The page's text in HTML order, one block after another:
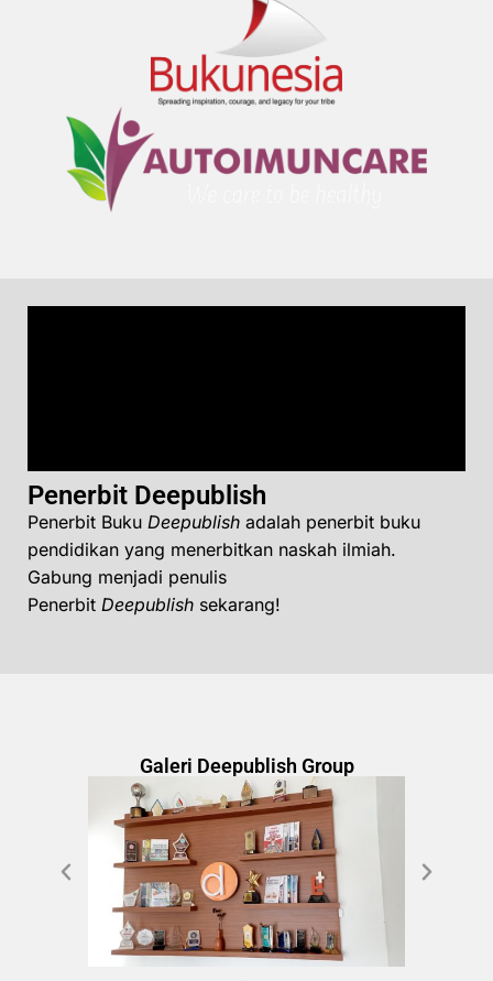
Penerbit Deepublish
Penerbit Buku Deepublish adalah penerbit buku
pendidikan yang menerbitkan naskah ilmiah.
Gabung menjadi penulis
Penerbit Deepublish sekarang!
Galeri Deepublish Group